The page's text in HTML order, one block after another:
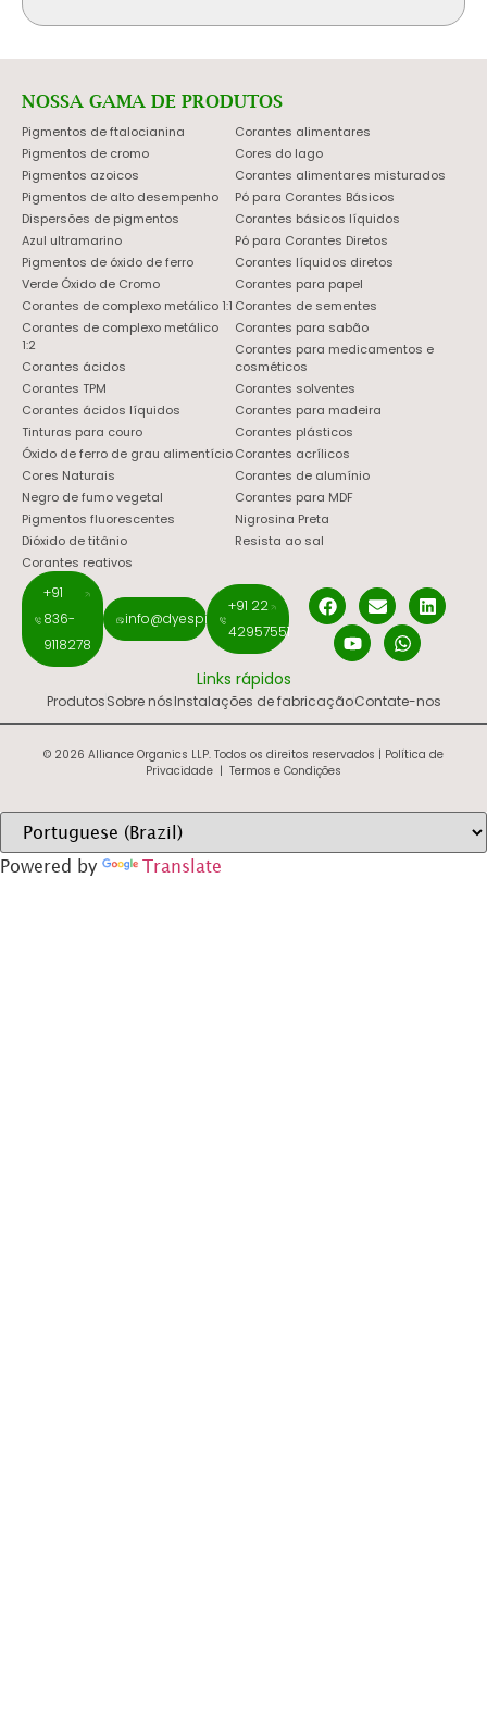
NOSSA GAMA DE PRODUTOS
Pigmentos de ftalocianina
Pigmentos de cromo
Pigmentos azoicos
Pigmentos de alto desempenho
Dispersões de pigmentos
Azul ultramarino
Pigmentos de óxido de ferro
Verde Óxido de Cromo
Corantes de complexo metálico 1:1
Corantes de complexo metálico
1:2
Corantes ácidos
Corantes TPM
Corantes ácidos líquidos
Tinturas para couro
Óxido de ferro de grau alimentício
Cores Naturais
Negro de fumo vegetal
Pigmentos fluorescentes
Dióxido de titânio
Corantes reativos
Corantes alimentares
Cores do lago
Corantes alimentares misturados
Pó para Corantes Básicos
Corantes básicos líquidos
Pó para Corantes Diretos
Corantes líquidos diretos
Corantes para papel
Corantes de sementes
Corantes para sabão
Corantes para medicamentos e
cosméticos
Corantes solventes
Corantes para madeira
Corantes plásticos
Corantes acrílicos
Corantes de alumínio
Corantes para MDF
Nigrosina Preta
Resista ao sal
+91
836-
9118278
info@dyespigments.net
+91 22
42957551
Links rápidos
ProdutosSobre nósInstalações de fabricaçãoContate-nos
© 2026 Alliance Organics LLP. Todos os direitos reservados | Política de
Privacidade | Termos e Condições
Powered by Translate